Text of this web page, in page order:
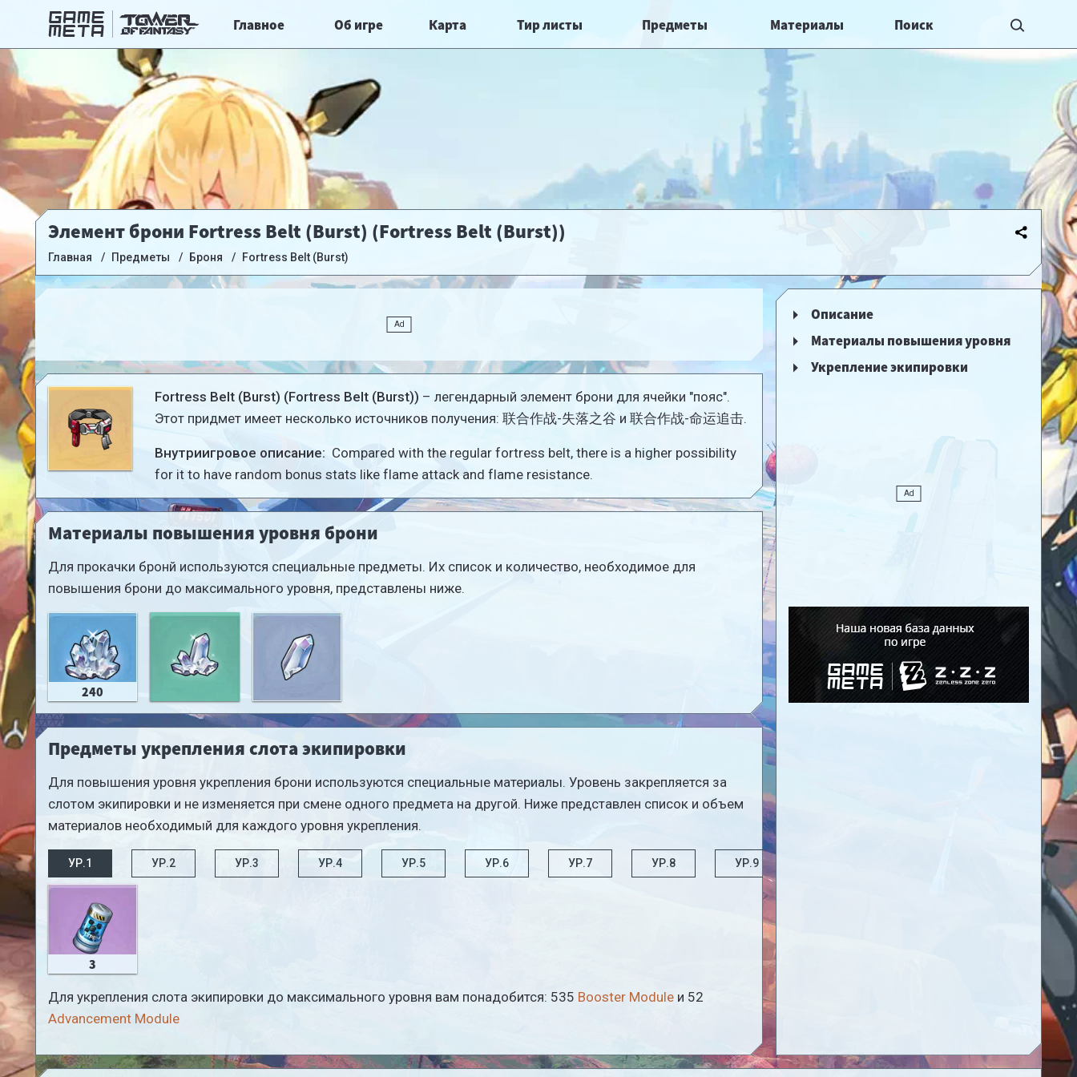
Главное Об игре Карта Тир листы Предметы Материалы
Элемент брони Fortress Belt (Burst) (Fortress Belt (Burst))
Главная Предметы Броня Fortress Belt (Burst)
Fortress Belt (Burst) (Fortress Belt (Burst)) – легендарный элемент брони для ячейки "пояс".
Этот придмет имеет несколько источников получения: 联合作战-失落之谷 и 联合作战-命运追击.
Внутриигровое описание: Compared with the regular fortress belt, there is a higher possibility
for it to have random bonus stats like flame attack and flame resistance.
Материалы повышения уровня брони
Для прокачки бронй используются специальные предметы. Их список и количество, необходимое для
повышения брони до максимального уровня, представлены ниже.
240
Crystal Chunk Crystal
Предметы укрепления слота экипировки
Для повышения уровня укрепления брони используются специальные материалы. Уровень закрепляется за
слотом экипировки и не изменяется при смене одного предмета на другой. Ниже представлен список и объем
материалов необходимый для каждого уровня укрепления.
УР.1 УР.2 УР.3 УР.4 УР.5 УР.6 УР.7 УР.8 УР.9
3
Для укрепления слота экипировки до максимального уровня вам понадобится: 535 Booster Module и 52
Advancement Module
Описание
Материалы повышения уровня
Укрепление экипировки